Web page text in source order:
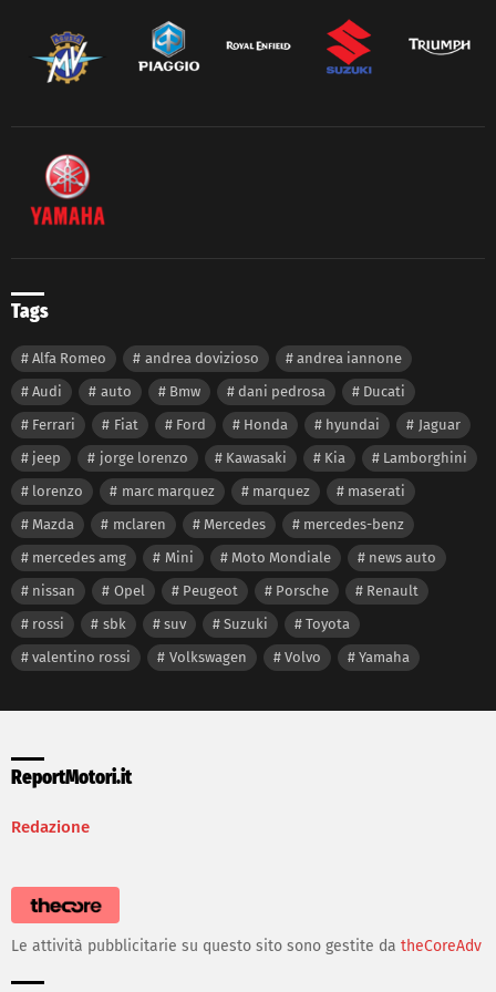
Tags
Alfa Romeo andrea dovizioso
andrea iannone
Audi
auto Bmw dani pedrosa
Ducati
Ferrari
Fiat Ford Honda hyundai
Jaguar
jeep
jorge lorenzo Kawasaki Kia
Lamborghini
lorenzo
marc marquez marquez
maserati
Mazda
mclaren Mercedes
mercedes-benz
mercedes amg
Mini Moto Mondiale
news auto
nissan
Opel Peugeot Porsche
Renault
rossi
sbk suv Suzuki
Toyota
valentino rossi
Volkswagen Volvo Yamaha
ReportMotori.it
Redazione
Le attività pubblicitarie su questo sito sono gestite da theCoreAdv